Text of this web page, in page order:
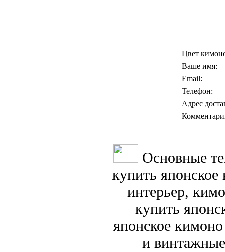
Цвет
Ваше имя:
Email:
Телефон:
Адрес
Основные
купить
интерьер,
купить
японское
и